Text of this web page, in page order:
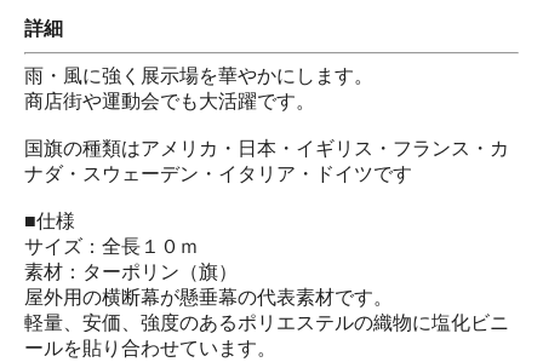
詳細
雨・風に強く展示場を華やかにします。
商店街や運動会でも大活躍です。
国旗の種類はアメリカ・日本・イギリス・フランス・カ
ナダ・スウェーデン・イタリア・ドイツです
■仕様
サイズ：全長１０ｍ
素材：ターポリン（旗）
屋外用の横断幕が懸垂幕の代表素材です。
軽量、安価、強度のあるポリエステルの織物に塩化ビニ
ールを貼り合わせています。